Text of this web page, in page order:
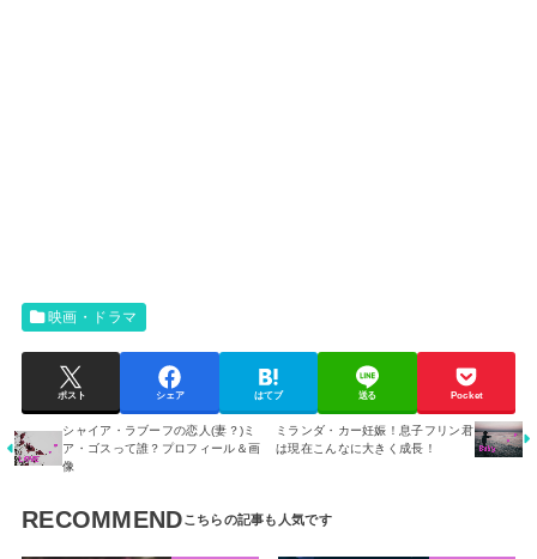
映画・ドラマ
ポスト シェア はてブ 送る Pocket
シャイア・ラブーフの恋人(妻？)ミ
ア・ゴスって誰？プロフィール＆画
像
ミランダ・カー妊娠！息子フリン君
は現在こんなに大きく成長！
RECOMMEND